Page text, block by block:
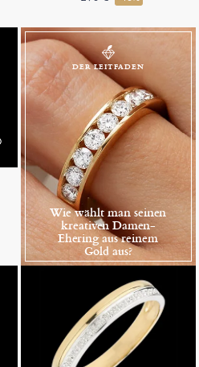
DER LEITFADEN
Wie wählt man seinen
kreativen Damen-
Ehering aus reinem
Gold aus?